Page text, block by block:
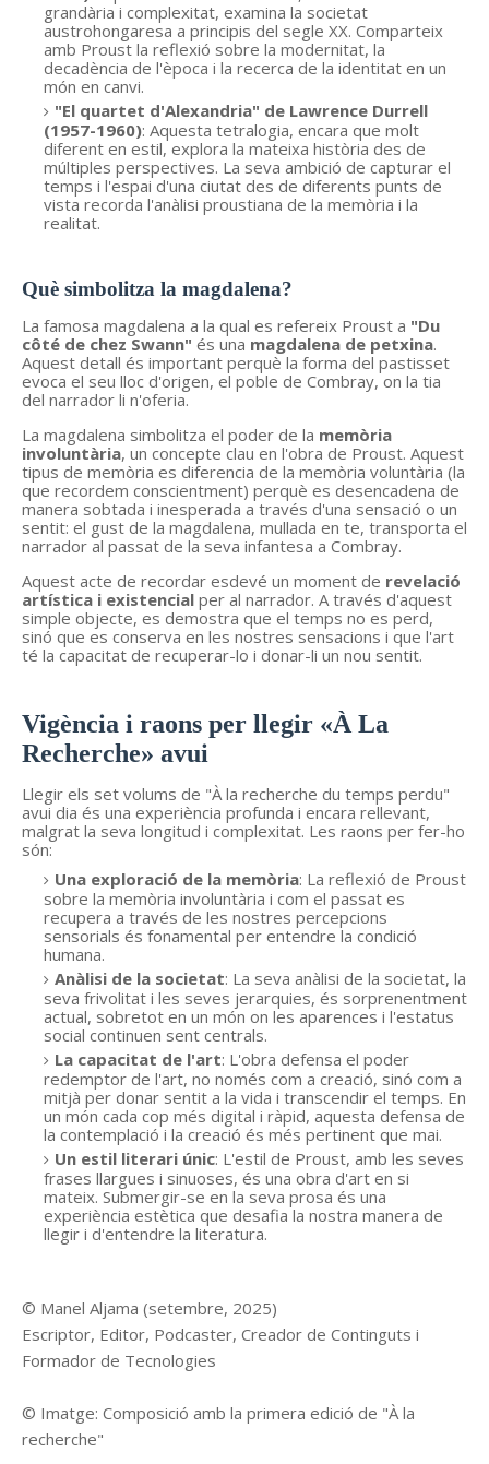
grandària i complexitat, examina la societat
austrohongaresa a principis del segle XX. Comparteix
amb Proust la reflexió sobre la modernitat, la
decadència de l'època i la recerca de la identitat en un
món en canvi.
"El quartet d'Alexandria" de Lawrence Durrell
(1957-1960): Aquesta tetralogia, encara que molt
diferent en estil, explora la mateixa història des de
múltiples perspectives. La seva ambició de capturar el
temps i l'espai d'una ciutat des de diferents punts de
vista recorda l'anàlisi proustiana de la memòria i la
realitat.
Què simbolitza la magdalena?
La famosa magdalena a la qual es refereix Proust a "Du
côté de chez Swann" és una magdalena de petxina.
Aquest detall és important perquè la forma del pastisset
evoca el seu lloc d'origen, el poble de Combray, on la tia
del narrador li n'oferia.
La magdalena simbolitza el poder de la memòria
involuntària, un concepte clau en l'obra de Proust. Aquest
tipus de memòria es diferencia de la memòria voluntària (la
que recordem conscientment) perquè es desencadena de
manera sobtada i inesperada a través d'una sensació o un
sentit: el gust de la magdalena, mullada en te, transporta el
narrador al passat de la seva infantesa a Combray.
Aquest acte de recordar esdevé un moment de revelació
artística i existencial per al narrador. A través d'aquest
simple objecte, es demostra que el temps no es perd,
sinó que es conserva en les nostres sensacions i que l'art
té la capacitat de recuperar-lo i donar-li un nou sentit.
Vigència i raons per llegir «À La
Recherche» avui
Llegir els set volums de "À la recherche du temps perdu"
avui dia és una experiència profunda i encara rellevant,
malgrat la seva longitud i complexitat. Les raons per fer-ho
són:
Una exploració de la memòria: La reflexió de Proust
sobre la memòria involuntària i com el passat es
recupera a través de les nostres percepcions
sensorials és fonamental per entendre la condició
humana.
Anàlisi de la societat: La seva anàlisi de la societat, la
seva frivolitat i les seves jerarquies, és sorprenentment
actual, sobretot en un món on les aparences i l'estatus
social continuen sent centrals.
La capacitat de l'art: L'obra defensa el poder
redemptor de l'art, no només com a creació, sinó com a
mitjà per donar sentit a la vida i transcendir el temps. En
un món cada cop més digital i ràpid, aquesta defensa de
la contemplació i la creació és més pertinent que mai.
Un estil literari únic: L'estil de Proust, amb les seves
frases llargues i sinuoses, és una obra d'art en si
mateix. Submergir-se en la seva prosa és una
experiència estètica que desafia la nostra manera de
llegir i d'entendre la literatura.
© Manel Aljama (setembre, 2025)
Escriptor, Editor, Podcaster, Creador de Continguts i
Formador de Tecnologies
© Imatge: Composició amb la primera edició de "À la
recherche"